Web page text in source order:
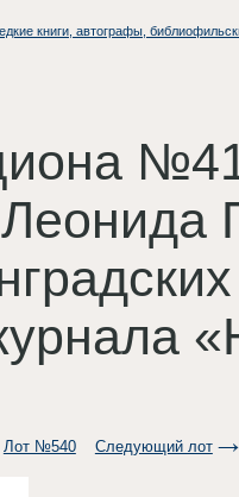
книги, автографы,
Лот №540 Следующий лот